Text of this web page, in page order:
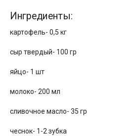
Ингредиенты:
картофель- 0,5 кг
сыр твердый- 100 гр
яйцо- 1 шт
молоко- 200 мл
сливочное масло- 35 гр
чеснок- 1-2 зубка